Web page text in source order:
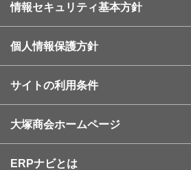
情報セキュリティ基本方針
個人情報保護方針
サイトの利用条件
大塚商会ホームページ
ERPナビとは